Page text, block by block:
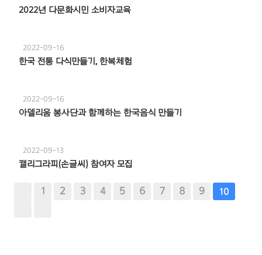
2022년 다문화시민 소비자교육
2022-09-16
한국 전통 다식만들기, 한복체험
2022-09-16
아델리움 봉사단과 함께하는 한국음식 만들기
2022-09-13
캘리그라피(손글씨) 참여자 모집
1 2 3 4 5 6 7 8 9 10